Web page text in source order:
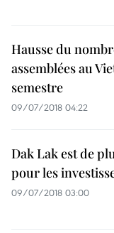
Hausse du
assemblées au
semestre
09/07/2018 04:22
Dak Lak est de
pour les
09/07/2018 03:00